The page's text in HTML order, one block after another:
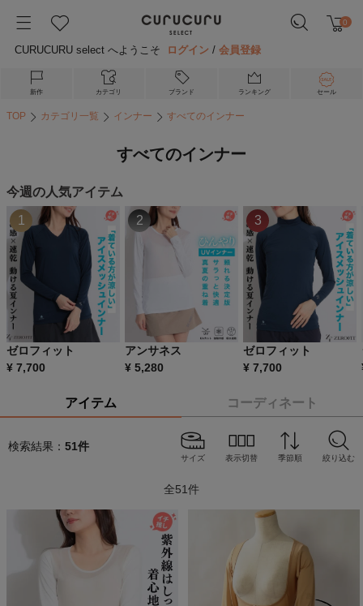
0
CURUCURU select へようこそ ログイン /会員登録
新作 カテゴリ ブランド ランキング セール
TOP カテゴリ一覧 インナー すべてのインナー
すべてのインナー
今週の人気アイテム
ゼロフィット
¥ 7,700
1
アンサネス
¥ 5,280
2
ゼロフィット
¥ 7,700
3
アイテム コーディネート
検索結果： 51件
サイズ 表示切替 季節順 絞り込む
全51件